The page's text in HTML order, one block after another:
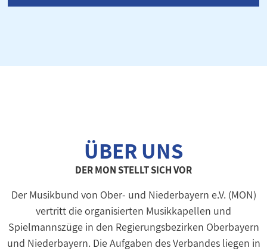
ÜBER UNS
DER MON STELLT SICH VOR
Der Musikbund von Ober- und Niederbayern e.V. (MON)
vertritt die organisierten Musikkapellen und
Spielmannszüge in den Regierungsbezirken Oberbayern
und Niederbayern. Die Aufgaben des Verbandes liegen in